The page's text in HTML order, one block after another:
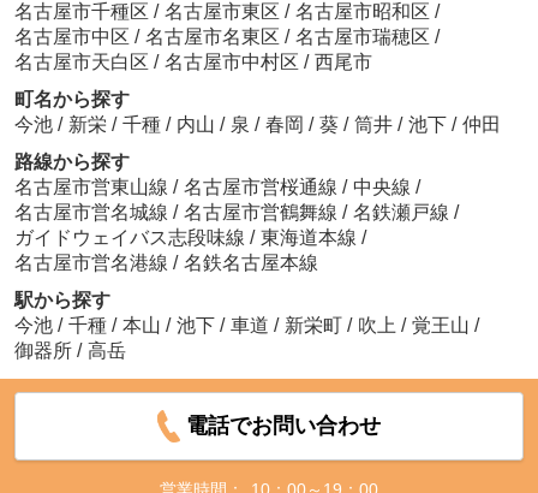
名古屋市千種区 / 名古屋市東区 / 名古屋市昭和区 /
名古屋市中区 / 名古屋市名東区 / 名古屋市瑞穂区 /
名古屋市天白区 / 名古屋市中村区 / 西尾市
町名から探す
今池 / 新栄 / 千種 / 内山 / 泉 / 春岡 / 葵 / 筒井 / 池下 / 仲田
路線から探す
名古屋市営東山線 / 名古屋市営桜通線 / 中央線 /
名古屋市営名城線 / 名古屋市営鶴舞線 / 名鉄瀬戸線 /
ガイドウェイバス志段味線 / 東海道本線 /
名古屋市営名港線 / 名鉄名古屋本線
駅から探す
今池 / 千種 / 本山 / 池下 / 車道 / 新栄町 / 吹上 / 覚王山 /
御器所 / 高岳
電話でお問い合わせ